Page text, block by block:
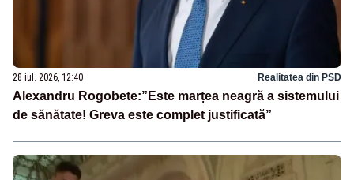
28 iul. 2026, 12:40 Realitatea din PSD
Alexandru Rogobete:”Este marțea neagră a sistemului
de sănătate! Greva este complet justificată”